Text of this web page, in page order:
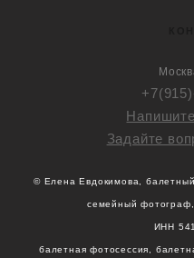
Задайте
© Елена Евдокимова,
семейный
ИНН
балетная фотосессия,